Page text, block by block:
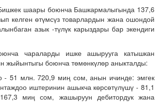
шаары боюнча Башкармалыгында 137,6
келген өтүмсүз товарлардын жана ошондой
азык -түлүк карыздары бар экендиги
чараларды ишке ашырууга катышкан
жыйынтыгы боюнча төмөнкүлөр аныкталды:
- 51 млн. 720,9 миң сом, анын ичинде: эмгек
иштеринин ашыкча көрсөтүлүшү - 81,1
миң сом, жашыруун дебитордук жана